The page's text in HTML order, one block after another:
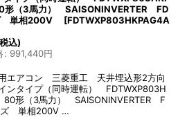
（3馬力） SAISONINVERTER FD
単相200V
[FDTWXP803HKPAG4A
込)
: 991,440円
エアコン 三菱重工 天井埋込形2方向
ンタイプ（同時運転） FDTWXP803H
80形（3馬力） SAISONINVERTER F
ズ 単相200V …